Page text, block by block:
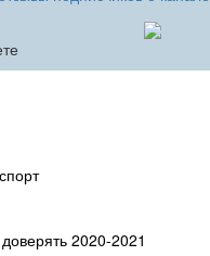
2020-2021